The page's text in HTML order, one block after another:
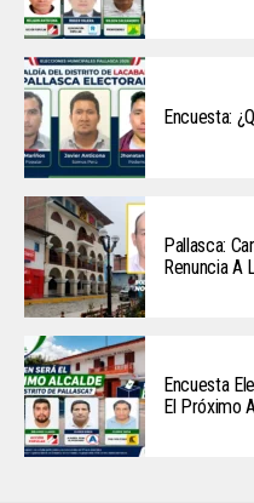
Encuesta:
Pallasca:
Renuncia A
Encuesta
El Próximo